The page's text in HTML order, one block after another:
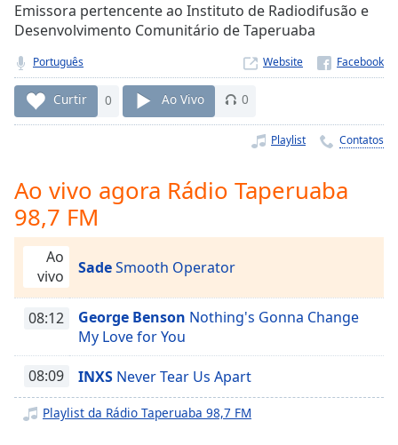
0.00%
Stream
Seek to
live,
currently
behind
liveLIVE
Playback
Chapters
Chapters
Descriptions
descriptions
off,
Emissora pertencente ao Instituto de Radiodifusão e
Desenvolvimento Comunitário de Taperuaba
Português Website
Curtir 0 Ao Vivo 0
Playlist Contatos
Ao vivo agora Rádio Taperuaba
98,7 FM
Ao
vivo
SadeSmooth Operator
08:12 George Benson Nothing's Gonna Change
My Love for You
08:09 INXS Never Tear Us Apart
Playlist da Rádio Taperuaba 98,7 FM